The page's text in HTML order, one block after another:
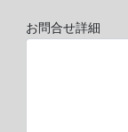
お問合せ詳細